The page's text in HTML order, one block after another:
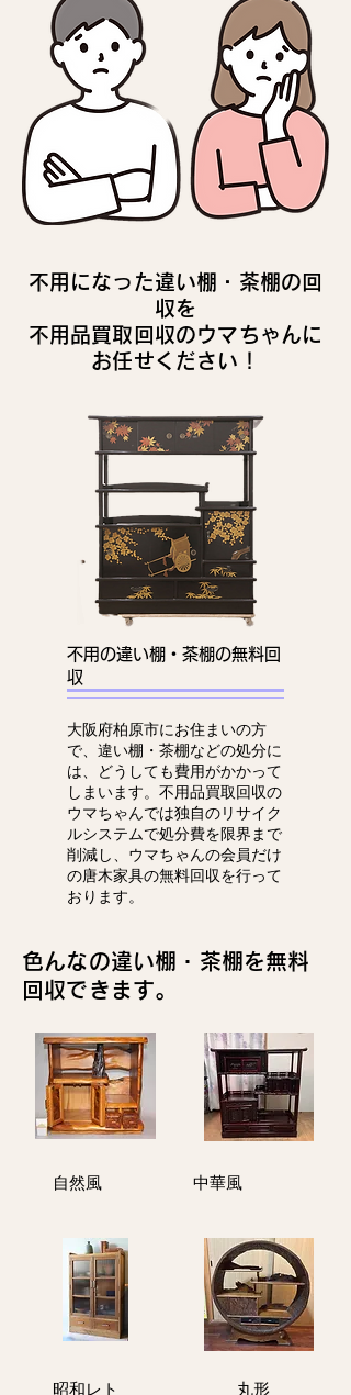
不用になった違い棚・茶棚の回
収を
不用品買取回収のウマちゃんに
お任せください！
不用の違い棚・茶棚の無料回
収
大阪府柏原市にお住まいの方
で、違い棚・茶棚などの処分に
は、どうしても費用がかかって
しまいます。不用品買取回収の
ウマちゃんでは独自のリサイク
ルシステムで処分費を限界まで
削減し、ウマちゃんの会員だけ
の唐木家具の無料回収を行って
おります。
色んなの違い棚・茶棚を無料
回収できます。
​自然風
​昭和レト
中華風
丸形